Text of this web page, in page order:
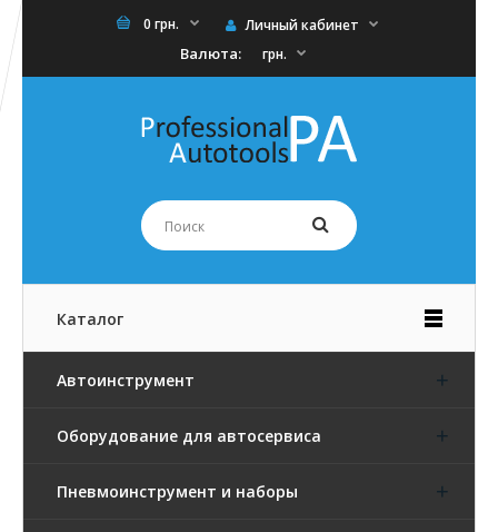
0 грн. Личный кабинет
Валюта: грн.
Каталог
Автоинструмент
Оборудование для автосервиса
Пневмоинструмент и наборы